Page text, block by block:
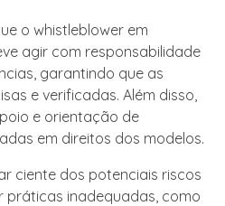
o whistleblower em
agir com responsabilidade
garantindo que as
e verificadas. Além disso,
e orientação de
em direitos dos modelos.
ciente dos potenciais riscos
práticas inadequadas, como